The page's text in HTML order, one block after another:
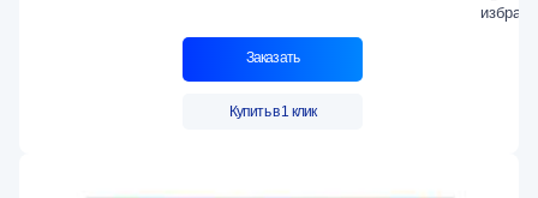
Заказать
Купить в 1 клик